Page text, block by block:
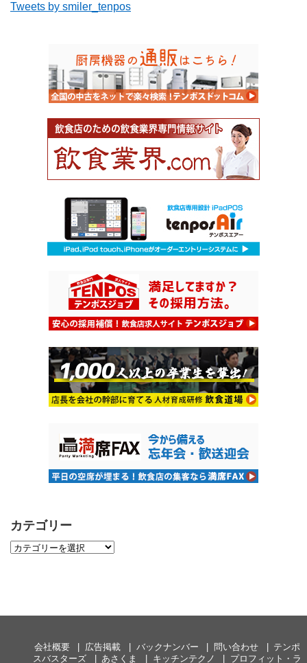
Tweets by smiler_tenpos
カテゴリー
会社概要 広告掲載 バックナンバー 問い合わせ
テンポ
スバスターズ
あさくま キッチンテクノ プロフィット・ラ